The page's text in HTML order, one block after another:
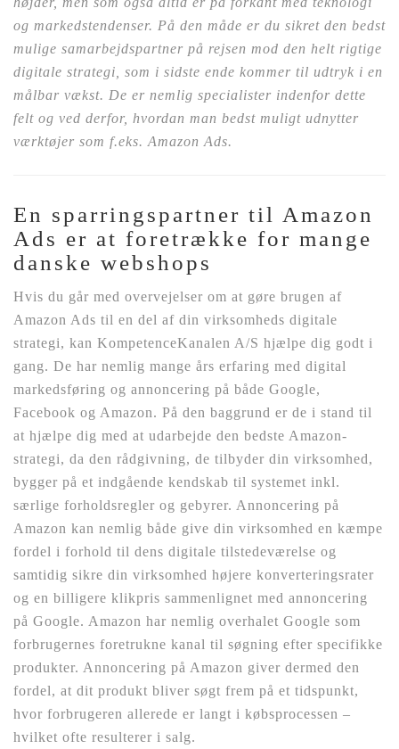
og markedstendenser. På den måde er du sikret den bedst
mulige samarbejdspartner på rejsen mod den helt rigtige
digitale strategi, som i sidste ende kommer til udtryk i en
målbar vækst. De er nemlig specialister indenfor dette
felt og ved derfor, hvordan man bedst muligt udnytter
værktøjer som f.eks. Amazon Ads.
En sparringspartner til Amazon
Ads er at foretrække for mange
danske webshops
Hvis du går med overvejelser om at gøre brugen af
Amazon Ads til en del af din virksomheds digitale
strategi, kan KompetenceKanalen A/S hjælpe dig godt i
gang. De har nemlig mange års erfaring med digital
markedsføring og annoncering på både Google,
Facebook og Amazon. På den baggrund er de i stand til
at hjælpe dig med at udarbejde den bedste Amazon-
strategi, da den rådgivning, de tilbyder din virksomhed,
bygger på et indgående kendskab til systemet inkl.
særlige forholdsregler og gebyrer. Annoncering på
Amazon kan nemlig både give din virksomhed en kæmpe
fordel i forhold til dens digitale tilstedeværelse og
samtidig sikre din virksomhed højere konverteringsrater
og en billigere klikpris sammenlignet med annoncering
på Google. Amazon har nemlig overhalet Google som
forbrugernes foretrukne kanal til søgning efter specifikke
produkter. Annoncering på Amazon giver dermed den
fordel, at dit produkt bliver søgt frem på et tidspunkt,
hvor forbrugeren allerede er langt i købsprocessen –
hvilket ofte resulterer i salg.